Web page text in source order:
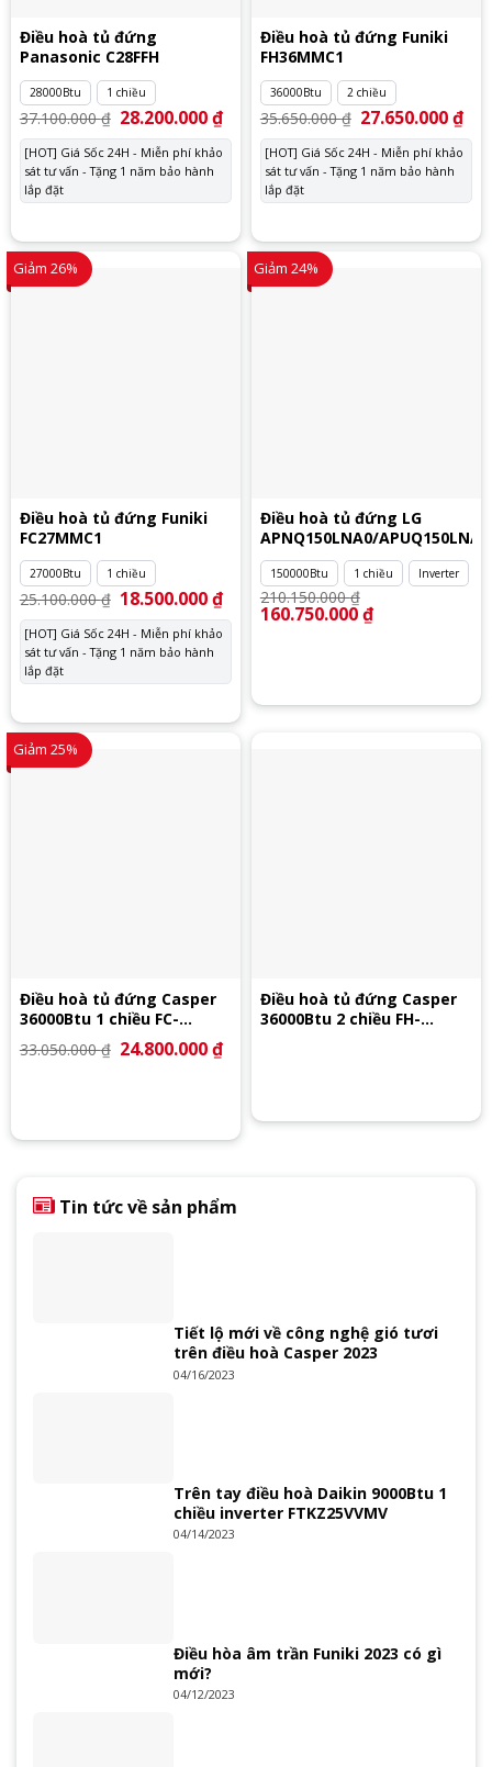
Điều hoà tủ đứng
Panasonic C28FFH
28000Btu 1 chiều
37.100.000₫ Giá
gốc
là:
37.100.000 ₫.
28.200.000₫Giá
tại
28.200.000 ₫.
[HOT] Giá Sốc 24H - Miễn phí khảo
sát tư vấn - Tặng 1 năm bảo hành
lắp đặt
Điều hoà tủ đứng Funiki
FH36MMC1
36000Btu 2 chiều
35.650.000₫ Giá
gốc
là:
35.650.000 ₫.
27.650.000₫Giá
tại
[HOT] Giá Sốc 24H - Miễn phí khảo
sát tư vấn - Tặng 1 năm bảo hành
lắp đặt
Giảm 26%
Điều hoà tủ đứng Funiki
FC27MMC1
27000Btu 1 chiều
25.100.000₫ Giá
gốc
là:
25.100.000 ₫.
18.500.000₫Giá
tại
[HOT] Giá Sốc 24H - Miễn phí khảo
sát tư vấn - Tặng 1 năm bảo hành
lắp đặt
Giảm 24%
Điều hoà tủ đứng LG
APNQ150LNA0/APUQ150LNA0
150000Btu 1 chiều Inverter
210.150.000₫
Giá
gốc
160.750.000₫Giá
Giảm 25%
Điều hoà tủ đứng Casper
36000Btu 1 chiều FC-
33.050.000₫ Giá
gốc
24.800.000₫Giá
Điều hoà tủ đứng Casper
36000Btu 2 chiều FH-
Tin tức về sản phẩm
Tiết lộ mới về công nghệ gió tươi
trên điều hoà Casper 2023
04/16/2023
Trên tay điều hoà Daikin 9000Btu 1
chiều inverter FTKZ25VVMV
04/14/2023
Điều hòa âm trần Funiki 2023 có gì
mới?
04/12/2023